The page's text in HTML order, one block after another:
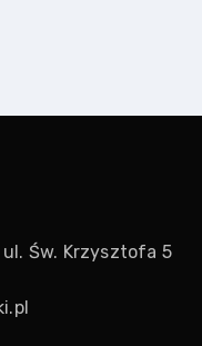
Św. Krzysztofa 5